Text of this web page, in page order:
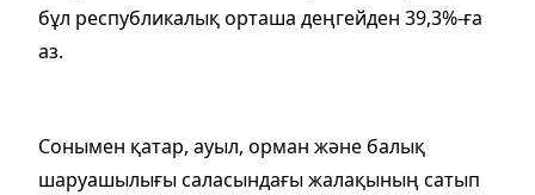
бұл республикалық орташа деңгейден 39,3%-ға
аз.
Сонымен қатар, ауыл, орман және балық
шаруашылығы саласындағы жалақының сатып